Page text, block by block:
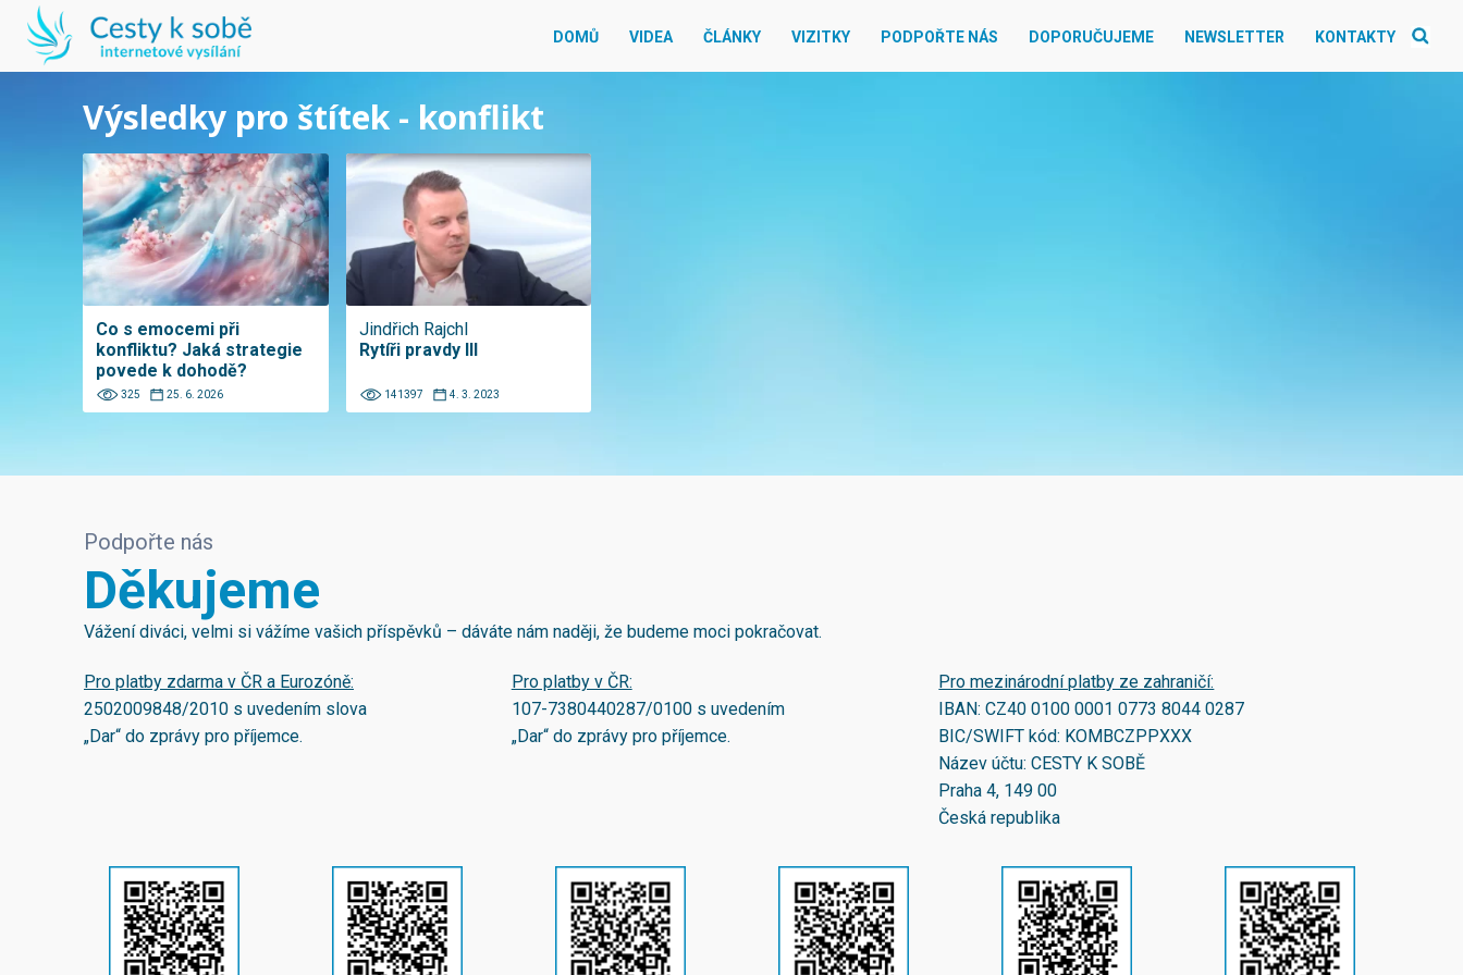
DOMŮ VIDEA ČLÁNKY VIZITKY PODPOŘTE NÁS DOPORUČUJEME NEWSLETTER KONTAKTY
Výsledky pro štítek - konflikt
Co s emocemi při
konfliktu? Jaká strategie
povede k dohodě?
325 25. 6. 2026
Jindřich Rajchl
Rytíři pravdy III
141397 4. 3. 2023
Podpořte nás
Děkujeme
Vážení diváci, velmi si vážíme vašich příspěvků – dáváte nám naději, že budeme moci pokračovat.
Pro platby zdarma v ČR a Eurozóně:
2502009848/2010 s uvedením slova
„Dar“ do zprávy pro příjemce.
Pro platby v ČR:
107-7380440287/0100s uvedením
„Dar“ do zprávy pro příjemce.
Pro mezinárodní platby ze zahraničí:
IBAN:CZ40 0100 0001 0773 8044 0287
BIC/SWIFT kód: KOMBCZPPXXX
Název účtu: CESTY K SOBĚ
Praha 4, 149 00
Česká republika